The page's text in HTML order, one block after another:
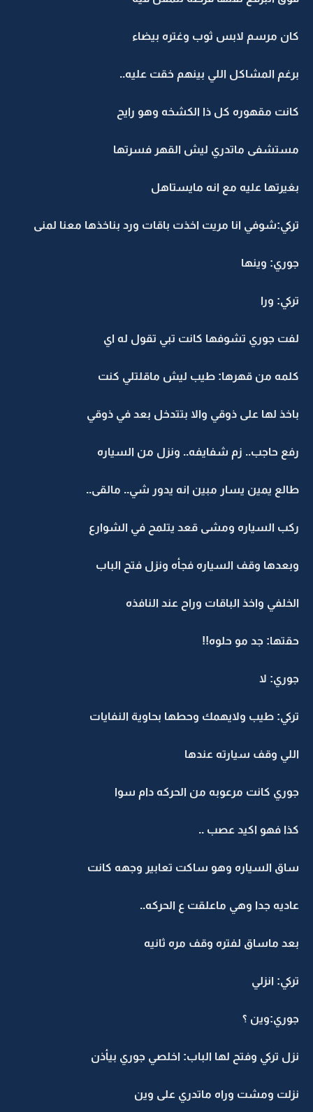
كان مرسم لابس ثوب وغتره بيضاء
برغم المشاكل اللي بينهم خقت عليه..
كانت مقهوره كل ذا الكشخه وهو رايح
مستشفى ماتدري ليش القهر فسرتها
بغيرتها عليه مع انه مايستاهل
تركي:شوفي انا مريت اخذت باقات ورد بناخذها معنا لمنى
جوري: وينها
تركي: ورا
لفت جوري تشوفها كانت تبي تقول له اي
كلمه من قهرها: طيب ليش ماقلتلي كنت
باخذ لها على ذوقي والا بتتدخل بعد في ذوقي
رفع حاجب.. زم شفايفه.. ونزل من السياره
طالع يمين يسار مبين انه يدور شي.. مالقى..
ركب السياره ومشى قعد يتلمح في الشوارع
وبعدها وقف السياره فجأه ونزل فتح الباب
الخلفي واخذ الباقات وراح عند النافذه
حقتها: جد مو حلوه!!
جوري: لا
تركي: طيب ولايهمك وحطها بحاوية النفايات
اللي وقف سيارته عندها
جوري كانت مرعوبه من الحركه دام سوا
كذا فهو اكيد عصب ..
ساق السياره وهو ساكت تعابير وجهه كانت
عاديه جدا وهي ماعلقت ع الحركه..
بعد ماساق لفتره وقف مره ثانيه
تركي: انزلي
جوري:وين ؟
نزل تركي وفتح لها الباب: اخلصي جوري بيأذن
نزلت ومشت وراه ماتدري على وين